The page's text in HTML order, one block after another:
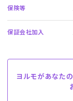
保険等
保証会社加入
ヨルモがあなた